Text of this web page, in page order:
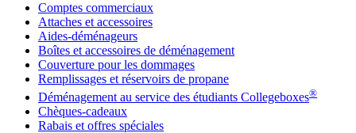
Comptes commerciaux
Attaches et accessoires
Aides-déménageurs
Boîtes et accessoires de déménagement
Couverture pour les dommages
Remplissages et réservoirs de propane
Déménagement au service des étudiants Collegeboxes®
Chèques-cadeaux
Rabais et offres spéciales